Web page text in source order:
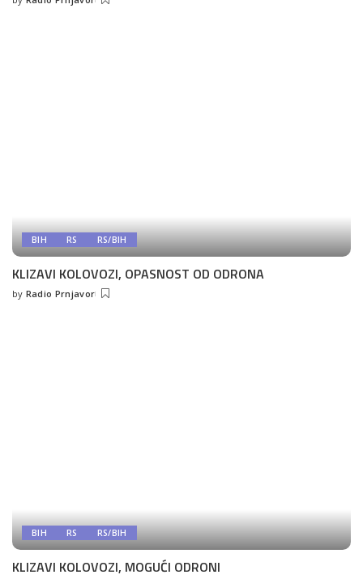
Posted
BIH RS RS/BIH
KLIZAVI KOLOVOZI, OPASNOST OD ODRONA
Posted
by Radio Prnjavor
BIH RS RS/BIH
KLIZAVI KOLOVOZI, MOGUĆI ODRONI